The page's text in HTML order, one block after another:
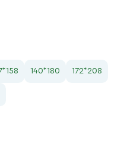
140*180 172*208